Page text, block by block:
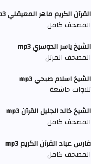
القرآن الكريم ماهر المعيقلي mp3
المصحف كامل
الشيخ ياسر الدوسري mp3
المصحف المرتل
الشيخ اسلام صبحي mp3
تلاوات خاشعة
الشيخ خالد الجليل القرآن mp3
المصحف كامل
فارس عباد القرآن الكريم mp3
المصحف كامل